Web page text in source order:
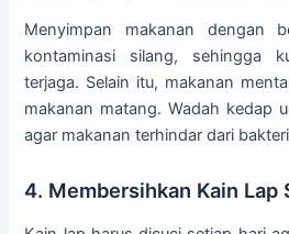
Menyimpan makanan dengan
kontaminasi silang, sehingga
terjaga. Selain itu, makanan
makanan matang. Wadah kedap
agar makanan terhindar dari
4. Membersihkan Kain Lap